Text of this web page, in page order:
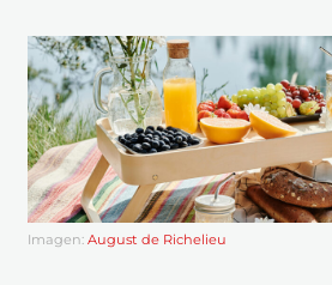
Imagen: August de Richelieu